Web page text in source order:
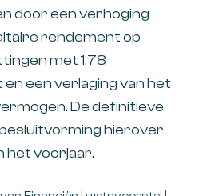
door een verhoging
rendement op
met 1,78
een verlaging van het
De definitieve
hierover
het voorjaar.